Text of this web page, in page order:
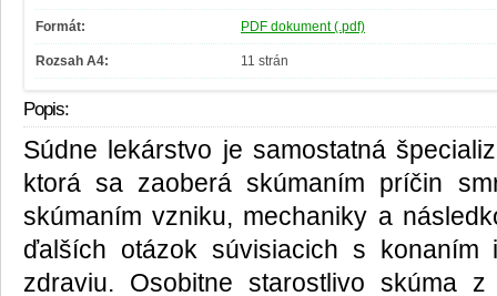
Formát: PDF dokument (.pdf)
Rozsah A4: 11 strán
Popis:
Súdne lekárstvo je samostatná
ktorá sa zaoberá skúmaním príčin
skúmaním vzniku, mechaniky a
ďalších otázok súvisiacich s
zdraviu. Osobitne starostlivo skúma